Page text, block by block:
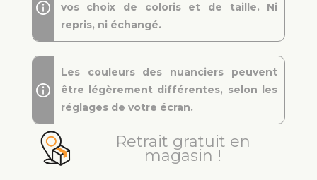
vos choix de coloris et de taille. Ni
repris, ni échangé.
Les couleurs des nuanciers peuvent
être légèrement différentes, selon les
réglages de votre écran.
Retrait gratuit en
magasin !